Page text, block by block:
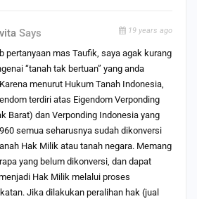
Says 19 years ago
pertanyaan mas Taufik, saya agak kurang
“tanah tak bertuan” yang anda
menurut Hukum Tanah Indonesia,
terdiri atas Eigendom Verponding
Barat) dan Verponding Indonesia yang
semua seharusnya sudah dikonversi
Hak Milik atau tanah negara. Memang
yang belum dikonversi, dan dapat
Hak Milik melalui proses
Jika dilakukan peralihan hak (jual